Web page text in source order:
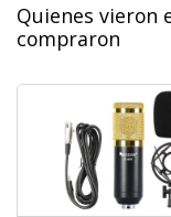
Quienes vieron
compraron